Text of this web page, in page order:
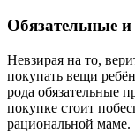
Обязательные
Невзирая на то,
покупать вещи
рода обязательные
покупке стоит
рациональной маме.